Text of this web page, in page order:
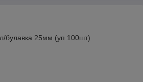
булавка 25мм (уп.100шт)